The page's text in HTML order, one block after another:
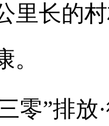
里长的
零”排放